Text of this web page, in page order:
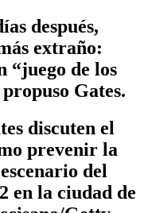
después,
extraño:
“juego de los
Gates.
discuten el
prevenir la
del
en la ciudad de